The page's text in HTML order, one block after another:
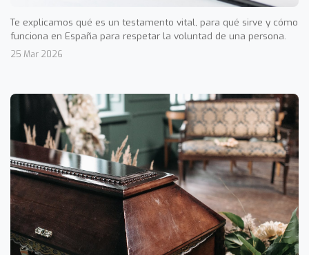
Te explicamos qué es un testamento vital, para qué sirve y cómo
funciona en España para respetar la voluntad de una persona.
25 Mar 2026